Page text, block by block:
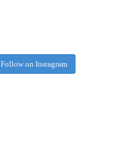
Follow on Instagram